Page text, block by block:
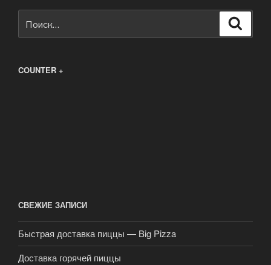
COUNTER +
СВЕЖИЕ ЗАПИСИ
Быстрая доставка пиццы — Big Pizza
Доставка горячей пиццы